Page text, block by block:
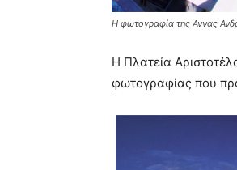
Η φωτογραφία της Αννας
Η Πλατεία
φωτογραφίας που